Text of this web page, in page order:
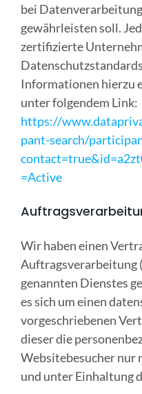
bei
gewährleisten soll.
zertifizierte
Informationen hierzu
unter folgendem Link:
https://
pant-search/
=Active
Wir haben einen
Auftragsverarbeitung
genannten Dienstes
es sich um einen
vorgeschriebenen
dieser die
Websitebesucher nur
und unter Einhaltung